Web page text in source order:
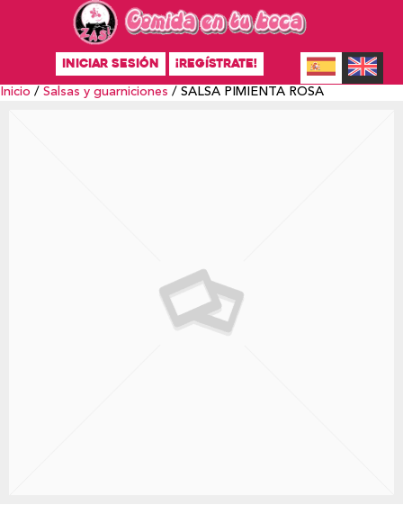
INICIAR SESIÓN ¡REGÍSTRATE!
Inicio / Salsas y guarniciones / SALSA PIMIENTA ROSA